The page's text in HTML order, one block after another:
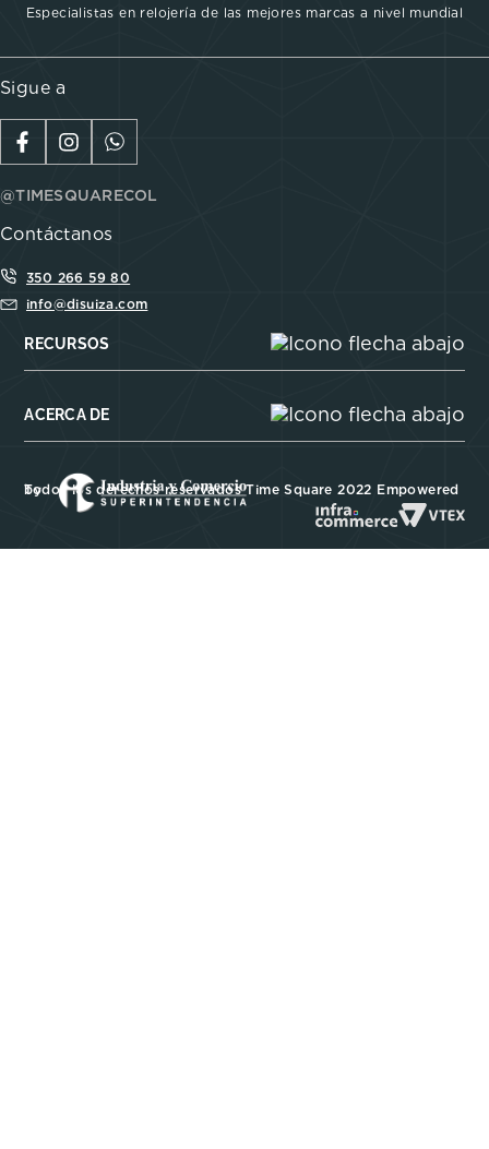
Especialistas en relojería de las mejores marcas a nivel mundial
Sigue a
@TIMESQUARECOL
Contáctanos
350 266 59 80
info@disuiza.com
RECURSOS
ACERCA DE
Todos los derechos reservados Time Square 2022 Empowered by